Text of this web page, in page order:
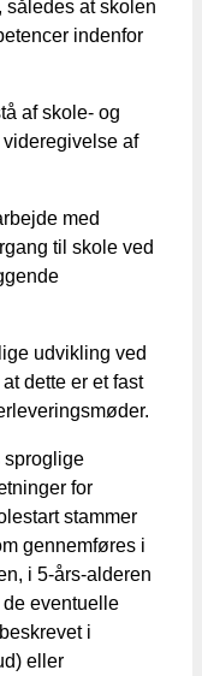
således at skolen
indenfor
af skole- og
af
med
til skole ved
udvikling ved
dette er et fast
sproglige
for
stammer
gennemføres i
i 5-års-alderen
eventuelle
i
eller